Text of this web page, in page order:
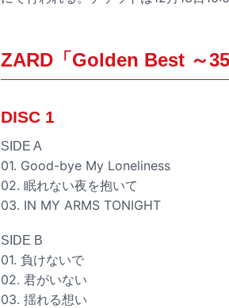
ZARD「Golden Best ～
DISC 1
SIDE A
01. Good-bye My Loneliness
02. 眠れない夜を抱いて
03. IN MY ARMS TONIGHT
SIDE B
01. 負けないで
02. 君がいない
03. 揺れる想い